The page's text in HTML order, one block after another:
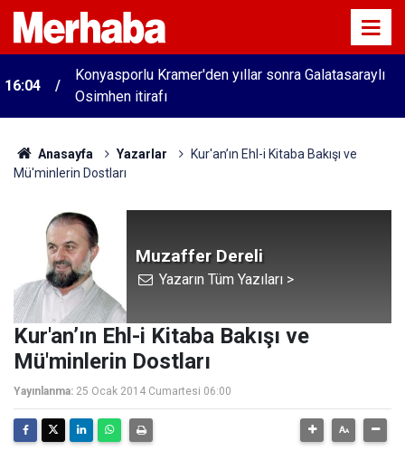
16:04
Konyasporlu Kramer'den yıllar sonra Galatasaraylı
Osimhen itirafı
Anasayfa Yazarlar
Kur'an’ın Ehl-i Kitaba Bakışı ve
Mü'minlerin Dostları
Muzaffer Dereli
Yazarın Tüm Yazıları >
Kur'an’ın Ehl-i Kitaba Bakışı ve
Mü'minlerin Dostları
Yayınlanma: 25 Ocak 2014 Cumartesi 06:00